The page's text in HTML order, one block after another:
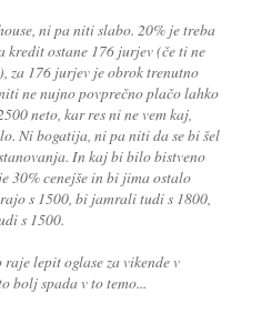
ni pa niti slabo. 20% je treba
kredit ostane 176 jurjev (če ti ne
za 176 jurjev je obrok trenutno
ne nujno povprečno plačo lahko
neto, kar res ni ne vem kaj,
Ni bogatija, ni pa niti da se bi šel
In kaj bi bilo bistveno
30% cenejše in bi jima ostalo
s 1500, bi jamrali tudi s 1800,
s 1500.
lepit oglase za vikende v
bolj spada v to temo...